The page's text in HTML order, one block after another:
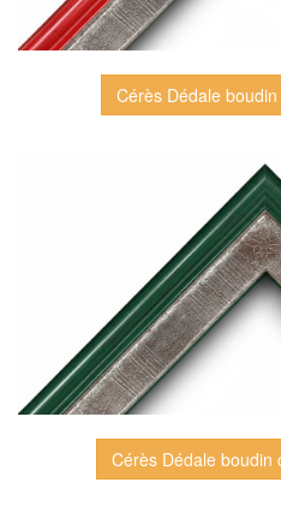
Cérès Dédale
Cérès Dédale boudin